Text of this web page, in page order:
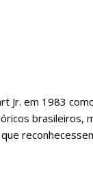
Jr. em 1983
brasileiros,